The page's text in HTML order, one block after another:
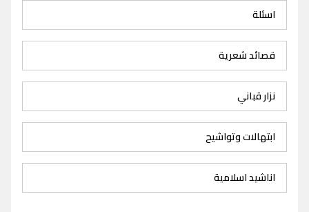
اسئلة
قصائد شعرية
نزار قباني
ابتهالات وتواشيح
اناشيد اسلامية